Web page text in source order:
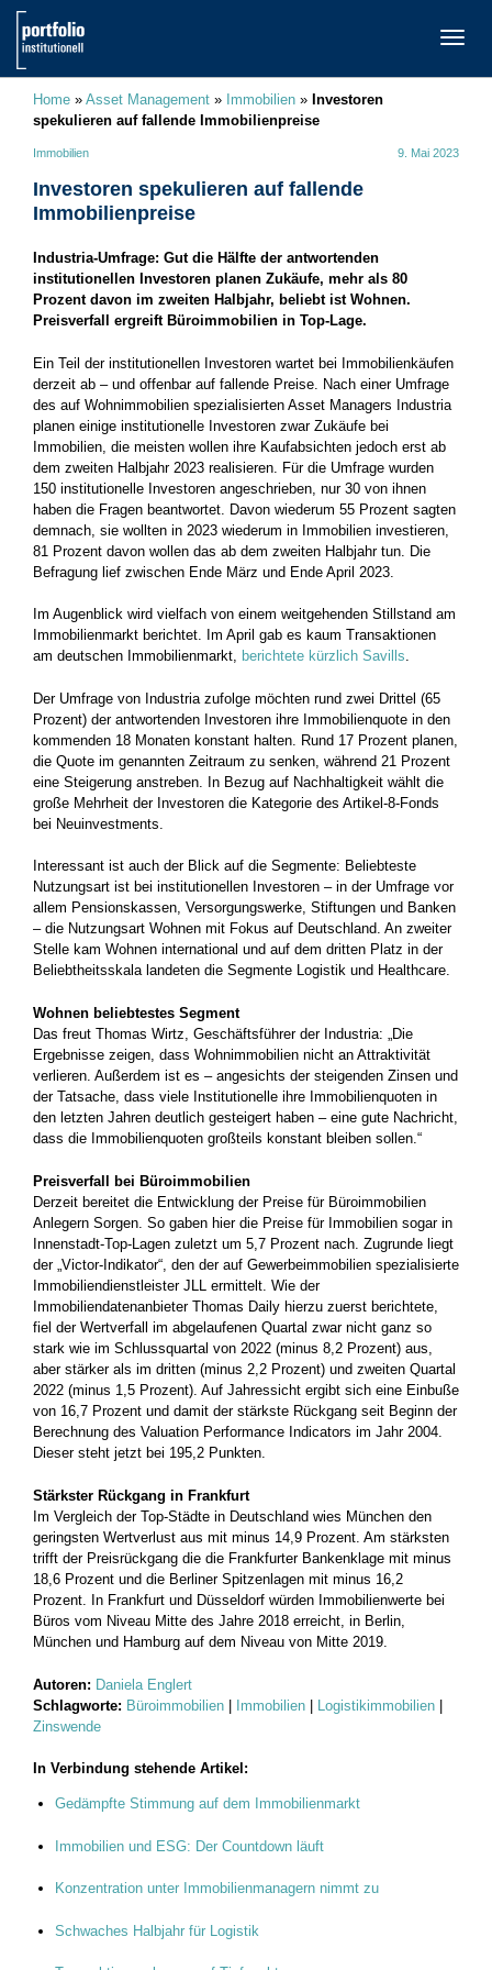
Home » Asset Management » Immobilien » Investoren
spekulieren auf fallende Immobilienpreise
Immobilien 9. Mai 2023
Investoren spekulieren auf fallende
Immobilienpreise
Industria-Umfrage: Gut die Hälfte der antwortenden
institutionellen Investoren planen Zukäufe, mehr als 80
Prozent davon im zweiten Halbjahr, beliebt ist Wohnen.
Preisverfall ergreift Büroimmobilien in Top-Lage.
Ein Teil der institutionellen Investoren wartet bei Immobilienkäufen
derzeit ab – und offenbar auf fallende Preise. Nach einer Umfrage
des auf Wohnimmobilien spezialisierten Asset Managers Industria
planen einige institutionelle Investoren zwar Zukäufe bei
Immobilien, die meisten wollen ihre Kaufabsichten jedoch erst ab
dem zweiten Halbjahr 2023 realisieren. Für die Umfrage wurden
150 institutionelle Investoren angeschrieben, nur 30 von ihnen
haben die Fragen beantwortet. Davon wiederum 55 Prozent sagten
demnach, sie wollten in 2023 wiederum in Immobilien investieren,
81 Prozent davon wollen das ab dem zweiten Halbjahr tun. Die
Befragung lief zwischen Ende März und Ende April 2023.
Im Augenblick wird vielfach von einem weitgehenden Stillstand am
Immobilienmarkt berichtet. Im April gab es kaum Transaktionen
am deutschen Immobilienmarkt, berichtete kürzlich Savills.
Der Umfrage von Industria zufolge möchten rund zwei Drittel (65
Prozent) der antwortenden Investoren ihre Immobilienquote in den
kommenden 18 Monaten konstant halten. Rund 17 Prozent planen,
die Quote im genannten Zeitraum zu senken, während 21 Prozent
eine Steigerung anstreben. In Bezug auf Nachhaltigkeit wählt die
große Mehrheit der Investoren die Kategorie des Artikel-8-Fonds
bei Neuinvestments.
Interessant ist auch der Blick auf die Segmente: Beliebteste
Nutzungsart ist bei institutionellen Investoren – in der Umfrage vor
allem Pensionskassen, Versorgungswerke, Stiftungen und Banken
– die Nutzungsart Wohnen mit Fokus auf Deutschland. An zweiter
Stelle kam Wohnen international und auf dem dritten Platz in der
Beliebtheitsskala landeten die Segmente Logistik und Healthcare.
Wohnen beliebtestes Segment
Das freut Thomas Wirtz, Geschäftsführer der Industria: „Die
Ergebnisse zeigen, dass Wohnimmobilien nicht an Attraktivität
verlieren. Außerdem ist es – angesichts der steigenden Zinsen und
der Tatsache, dass viele Institutionelle ihre Immobilienquoten in
den letzten Jahren deutlich gesteigert haben – eine gute Nachricht,
dass die Immobilienquoten großteils konstant bleiben sollen.“
Preisverfall bei Büroimmobilien
Derzeit bereitet die Entwicklung der Preise für Büroimmobilien
Anlegern Sorgen. So gaben hier die Preise für Immobilien sogar in
Innenstadt-Top-Lagen zuletzt um 5,7 Prozent nach. Zugrunde liegt
der „Victor-Indikator“, den der auf Gewerbeimmobilien spezialisierte
Immobiliendienstleister JLL ermittelt. Wie der
Immobiliendatenanbieter Thomas Daily hierzu zuerst berichtete,
fiel der Wertverfall im abgelaufenen Quartal zwar nicht ganz so
stark wie im Schlussquartal von 2022 (minus 8,2 Prozent) aus,
aber stärker als im dritten (minus 2,2 Prozent) und zweiten Quartal
2022 (minus 1,5 Prozent). Auf Jahressicht ergibt sich eine Einbuße
von 16,7 Prozent und damit der stärkste Rückgang seit Beginn der
Berechnung des Valuation Performance Indicators im Jahr 2004.
Dieser steht jetzt bei 195,2 Punkten.
Stärkster Rückgang in Frankfurt
Im Vergleich der Top-Städte in Deutschland wies München den
geringsten Wertverlust aus mit minus 14,9 Prozent. Am stärksten
trifft der Preisrückgang die die Frankfurter Bankenklage mit minus
18,6 Prozent und die Berliner Spitzenlagen mit minus 16,2
Prozent. In Frankfurt und Düsseldorf würden Immobilienwerte bei
Büros vom Niveau Mitte des Jahre 2018 erreicht, in Berlin,
München und Hamburg auf dem Niveau von Mitte 2019.
Autoren: Daniela Englert
Schlagworte: Büroimmobilien | Immobilien | Logistikimmobilien |
Zinswende
In Verbindung stehende Artikel:
Gedämpfte Stimmung auf dem Immobilienmarkt
Immobilien und ESG: Der Countdown läuft
Konzentration unter Immobilienmanagern nimmt zu
Schwaches Halbjahr für Logistik